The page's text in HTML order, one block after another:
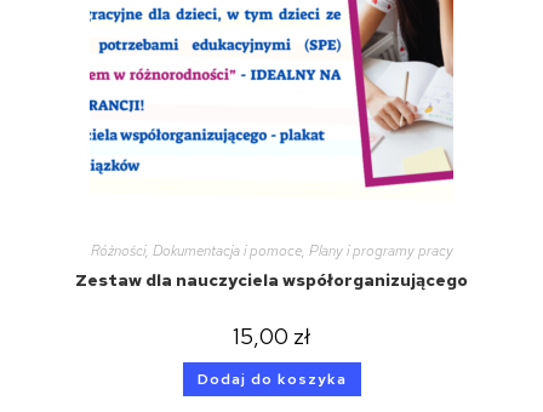
Różności, Dokumentacja i pomoce, Plany i programy pracy
Zestaw dla nauczyciela współorganizującego
15,00 zł
Dodaj do koszyka